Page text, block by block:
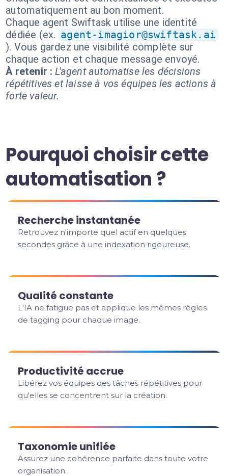
automatiquement au bon moment.
Chaque agent Swiftask utilise une identité
dédiée (ex. agent-imagior@swiftask.ai
). Vous gardez une visibilité complète sur
chaque action et chaque message envoyé.
À retenir : L'agent automatise les décisions
répétitives et laisse à vos équipes les actions à
forte valeur.
Pourquoi choisir cette
automatisation ?
Recherche instantanée
Retrouvez n'importe quel actif en quelques
secondes grâce à une indexation rigoureuse.
Qualité constante
L'IA ne fatigue pas et applique les mêmes règles
de tagging pour chaque image.
Productivité accrue
Libérez vos équipes des tâches répétitives pour
qu'elles se concentrent sur la création.
Taxonomie unifiée
Assurez une cohérence parfaite dans toute votre
organisation.